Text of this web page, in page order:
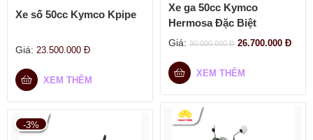
Xe ga 50cc Kymco
Hermosa Đặc Biệt
Giá: 30.000.000Đ 26.700.000 Đ
XEM THÊM
Xe số 50cc Kymco Kpipe
Giá: 23.500.000 Đ
XEM THÊM
-3%